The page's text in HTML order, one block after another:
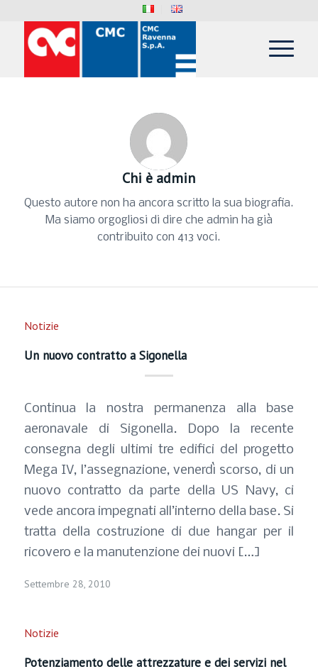
Chi è admin
Questo autore non ha ancora scritto la sua biografia.
Ma siamo orgogliosi di dire che admin ha già
contribuito con 413 voci.
Notizie
Un nuovo contratto a Sigonella
Continua la nostra permanenza alla base
aeronavale di Sigonella. Dopo la recente
consegna degli ultimi tre edifici del progetto
Mega IV, l’assegnazione, venerdì scorso, di un
nuovo contratto da parte della US Navy, ci
vede ancora impegnati all’interno della base. Si
tratta della costruzione di due hangar per il
ricovero e la manutenzione dei nuovi […]
Settembre 28, 2010
Notizie
Potenziamento delle attrezzature e dei servizi nel